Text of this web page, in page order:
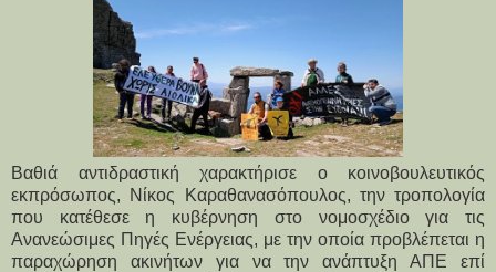
Βαθιά αντιδραστική χαρακτήρισε ο κοινοβουλευτικός
εκπρόσωπος, Νίκος Καραθανασόπουλος, την τροπολογία
που κατέθεσε η κυβέρνηση στο νομοσχέδιο για τις
Ανανεώσιμες Πηγές Ενέργειας, με την οποία προβλέπεται η
παραχώρηση ακινήτων για να την ανάπτυξη ΑΠΕ επί